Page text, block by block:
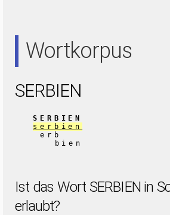
Wortkorpus
SERBIEN
SERBIEN
serbien
erb
bien
Ist das Wort SERBIEN in
erlaubt?